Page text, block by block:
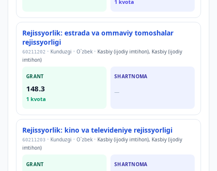
1 kvota
Rejissyorlik: estrada va ommaviy tomoshalar
rejissyorligi
60211202 • Kunduzgi • O`zbek • Kasbiy (ijodiy imtihon), Kasbiy (ijodiy
imtihon)
GRANT
148.3
1 kvota
SHARTNOMA
—
Rejissyorlik: kino va televideniye rejissyorligi
60211203 • Kunduzgi • O`zbek • Kasbiy (ijodiy imtihon), Kasbiy (ijodiy
imtihon)
GRANT SHARTNOMA